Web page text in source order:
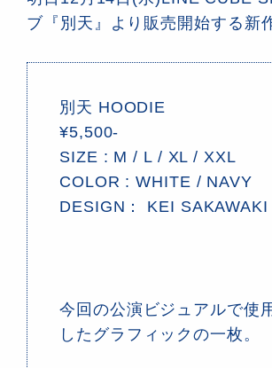
ブ『別天』より販売開始する新
別天 HOODIE
¥5,500-
SIZE : M / L / XL / XXL
COLOR : WHITE / NAVY
DESIGN： KEI SAKAWAKI
今回の公演ビジュアルで使
したグラフィックの一枚。